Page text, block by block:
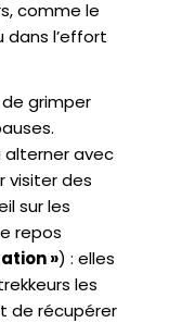
comme le
l’effort
grimper
alterner avec
visiter des
sur les
repos
») : elles
les
de récupérer